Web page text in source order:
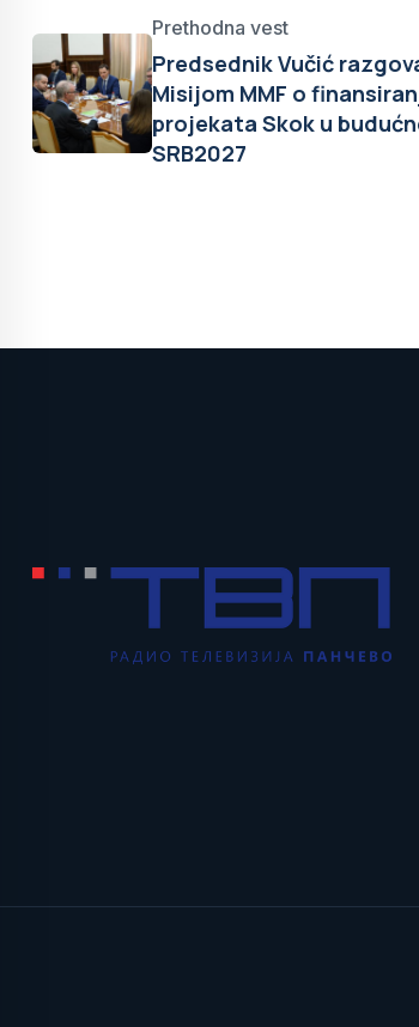
Prethodna vest
Predsednik Vučić
Misijom MMF o
projekata Skok u
SRB2027